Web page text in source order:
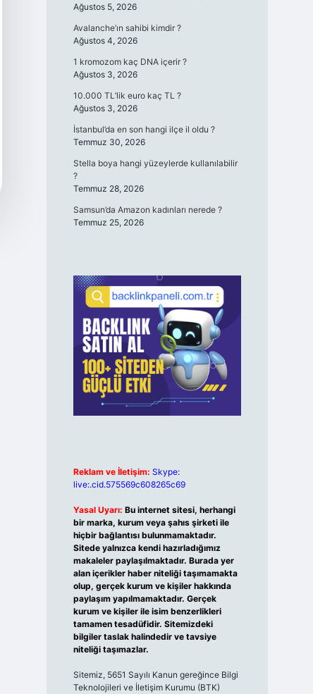
Ağustos 5, 2026
Avalanche’ın sahibi kimdir ?
Ağustos 4, 2026
1 kromozom kaç DNA içerir ?
Ağustos 3, 2026
10.000 TL’lik euro kaç TL ?
Ağustos 3, 2026
İstanbul’da en son hangi ilçe il oldu ?
Temmuz 30, 2026
Stella boya hangi yüzeylerde kullanılabilir
?
Temmuz 28, 2026
Samsun’da Amazon kadınları nerede ?
Temmuz 25, 2026
Reklam ve İletişim: Skype:
live:.cid.575569c608265c69
Yasal Uyarı: Bu internet sitesi, herhangi
bir marka, kurum veya şahıs şirketi ile
hiçbir bağlantısı bulunmamaktadır.
Sitede yalnızca kendi hazırladığımız
makaleler paylaşılmaktadır. Burada yer
alan içerikler haber niteliği taşımamakta
olup, gerçek kurum ve kişiler hakkında
paylaşım yapılmamaktadır. Gerçek
kurum ve kişiler ile isim benzerlikleri
tamamen tesadüfidir. Sitemizdeki
bilgiler taslak halindedir ve tavsiye
niteliği taşımazlar.
Sitemiz, 5651 Sayılı Kanun gereğince Bilgi
Teknolojileri ve İletişim Kurumu (BTK)